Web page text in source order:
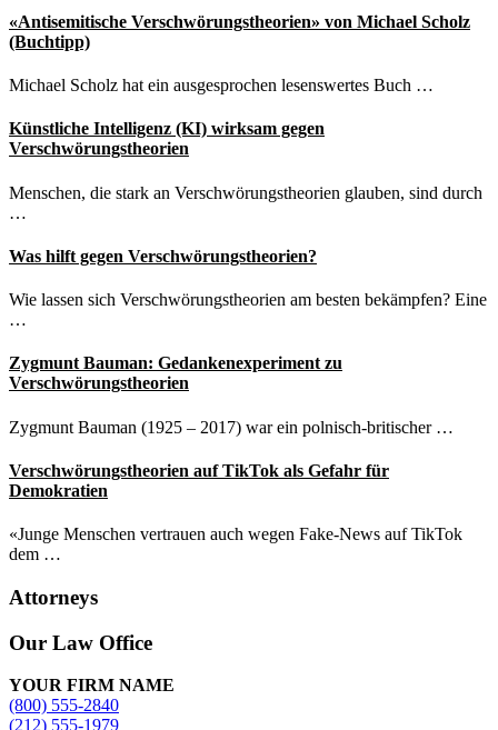
der
«Lügenpresse»
«Antisemitische Verschwörungstheorien» von Michael Scholz
(Buchtipp)
Michael Scholz hat ein ausgesprochen lesenswertes Buch …
Künstliche Intelligenz (KI) wirksam gegen
Verschwörungstheorien
Menschen, die stark an Verschwörungstheorien glauben, sind durch
…
Was hilft gegen Verschwörungstheorien?
Wie lassen sich Verschwörungstheorien am besten bekämpfen? Eine
…
Zygmunt Bauman: Gedankenexperiment zu
Verschwörungstheorien
Zygmunt Bauman (1925 – 2017) war ein polnisch-britischer …
Verschwörungstheorien auf TikTok als Gefahr für
Demokratien
«Junge Menschen vertrauen auch wegen Fake-News auf TikTok
dem …
Attorneys
Site
Footer
Our Law Office
YOUR FIRM NAME
(800) 555-2840
(212) 555-1979